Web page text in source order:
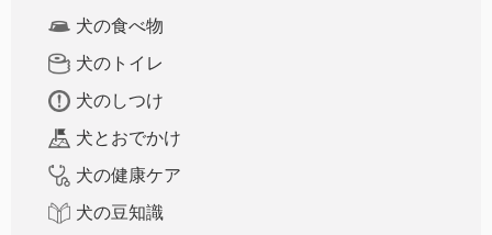
犬の食べ物
犬のトイレ
犬のしつけ
犬とおでかけ
犬の健康ケア
犬の豆知識